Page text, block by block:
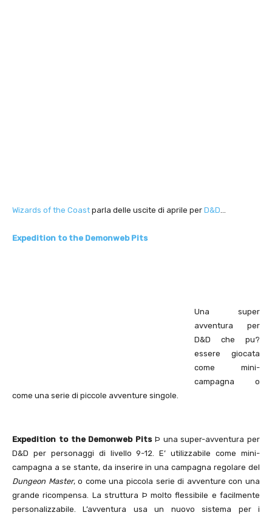
Wizards of the Coast parla delle uscite di aprile per D&D…
Expedition to the Demonweb Pits
Una super
avventura per
D&D che pu?
essere giocata
come mini-
campagna o
come una serie di piccole avventure singole.
Expedition to the Demonweb PitsÞ una super-avventura per
D&D per personaggi di livello 9-12. E’ utilizzabile come mini-
campagna a se stante, da inserire in una campagna regolare del
Dungeon Master, o come una piccola serie di avventure con una
grande ricompensa. La struttura Þ molto flessibile e facilmente
personalizzabile. L’avventura usa un nuovo sistema per i